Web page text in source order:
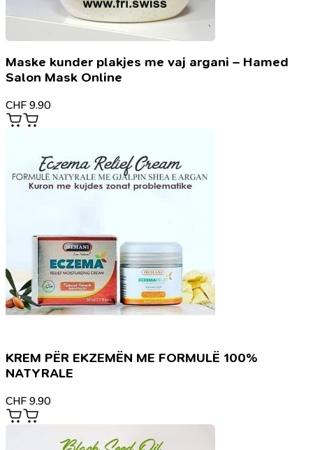
Maske kunder plakjes me vaj argani – Hamed
Salon Mask Online
CHF 9.90
KREM PËR EKZEMËN ME FORMULË 100%
NATYRALE
CHF 9.90